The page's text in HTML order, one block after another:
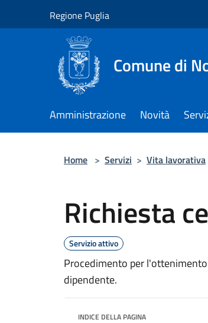
Regione Puglia
Comune di
Amministrazione Novità
Home > Servizi > Vita lavorativa
Richiesta
Servizio attivo
Procedimento per
dipendente.
INDICE DELLA PAGINA